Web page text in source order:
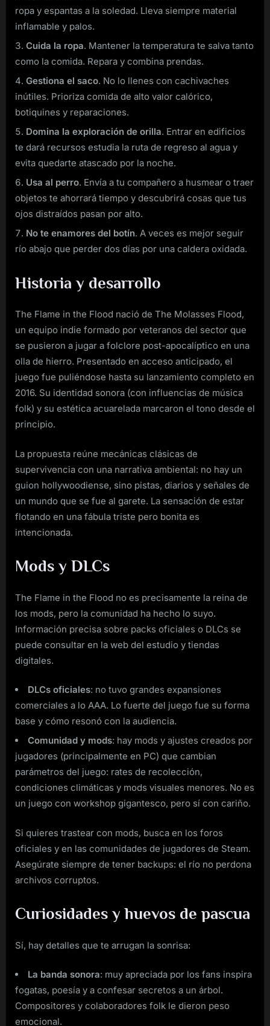
ropa y espantas a la soledad. Lleva siempre material
inflamable y palos.
Cuida la ropa. Mantener la temperatura te salva tanto
como la comida. Repara y combina prendas.
Gestiona el saco. No lo llenes con cachivaches
inútiles. Prioriza comida de alto valor calórico,
botiquines y reparaciones.
Domina la exploración de orilla. Entrar en edificios
te dará recursos estudia la ruta de regreso al agua y
evita quedarte atascado por la noche.
Usa al perro. Envía a tu compañero a husmear o traer
objetos te ahorrará tiempo y descubrirá cosas que tus
ojos distraídos pasan por alto.
No te enamores del botín. A veces es mejor seguir
río abajo que perder dos días por una caldera oxidada.
Historia y desarrollo
The Flame in the Flood nació de The Molasses Flood,
un equipo indie formado por veteranos del sector que
se pusieron a jugar a folclore post-apocalíptico en una
olla de hierro. Presentado en acceso anticipado, el
juego fue puliéndose hasta su lanzamiento completo en
2016. Su identidad sonora (con influencias de música
folk) y su estética acuarelada marcaron el tono desde el
principio.
La propuesta reúne mecánicas clásicas de
supervivencia con una narrativa ambiental: no hay un
guion hollywoodiense, sino pistas, diarios y señales de
un mundo que se fue al garete. La sensación de estar
flotando en una fábula triste pero bonita es
intencionada.
Mods y DLCs
The Flame in the Flood no es precisamente la reina de
los mods, pero la comunidad ha hecho lo suyo.
Información precisa sobre packs oficiales o DLCs se
puede consultar en la web del estudio y tiendas
digitales.
DLCs oficiales: no tuvo grandes expansiones
comerciales a lo AAA. Lo fuerte del juego fue su forma
base y cómo resonó con la audiencia.
Comunidad y mods: hay mods y ajustes creados por
jugadores (principalmente en PC) que cambian
parámetros del juego: rates de recolección,
condiciones climáticas y mods visuales menores. No es
un juego con workshop gigantesco, pero sí con cariño.
Si quieres trastear con mods, busca en los foros
oficiales y en las comunidades de jugadores de Steam.
Asegúrate siempre de tener backups: el río no perdona
archivos corruptos.
Curiosidades y huevos de pascua
Sí, hay detalles que te arrugan la sonrisa:
La banda sonora: muy apreciada por los fans inspira
fogatas, poesía y a confesar secretos a un árbol.
Compositores y colaboradores folk le dieron peso
emocional.